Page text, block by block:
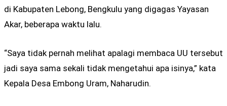
di Kabupaten Lebong, Bengkulu yang digagas Yayasan
Akar, beberapa waktu lalu.
“Saya tidak pernah melihat apalagi membaca UU tersebut
jadi saya sama sekali tidak mengetahui apa isinya,” kata
Kepala Desa Embong Uram, Naharudin.